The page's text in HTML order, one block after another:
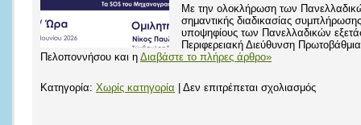
Με την ολοκλήρωση των
σημαντικής διαδικασίας
υποψηφίους των Πανελλαδικών
Περιφερειακή Διεύθυνση
Πελοποννήσου και η Διαβάστε το πλήρες άρθρο»
Κατηγορία: Χωρίς κατηγορία Δεν επιτρέπεται σχολιασμόςστο